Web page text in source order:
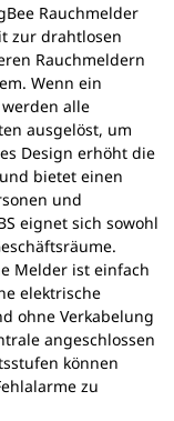
Rauchmelder
zur drahtlosen
Rauchmeldern
Wenn ein
alle
ausgelöst, um
Design erhöht die
bietet einen
und
eignet sich sowohl
Melder ist einfach
elektrische
ohne Verkabelung
angeschlossen
können
zu